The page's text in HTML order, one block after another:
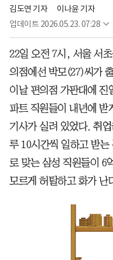
김도연 기자
이나윤 기자
업데이트 2026.05.23. 07:28
22일 오전 7시, 서울 서
의점에선 박모(27)씨가
이날 편의점 가판대에 진
파트 직원들이 내년에 받
기사가 실려 있었다. 취
루 10시간씩 일하고 받
로 맞는 삼성 직원들이 6
모르게 허탈하고 화가 난